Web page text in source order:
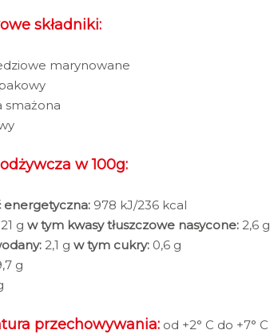
składniki:
marynowane
smażona
w 100g:
energetyczna: 978 kJ/236 kcal
21 g w tym kwasy tłuszczowe nasycone: 2,6 g
2,1 g w tym cukry: 0,6 g
g
przechowywania: od +2° C do +7° C